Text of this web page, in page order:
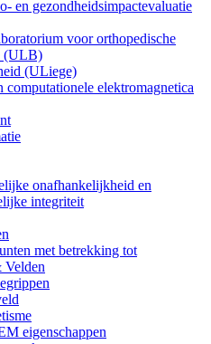
en gezondheidsimpactevaluatie
voor orthopedische
(ULB)
(ULiege)
computationele elektromagnetica
onafhankelijkheid en
integriteit
met betrekking tot
eigenschappen